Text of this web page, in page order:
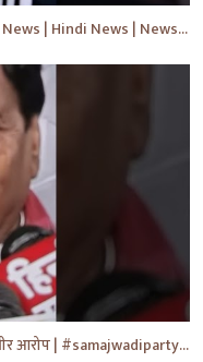
सरकार हो जाएगी सत्ता से बेदखल - Ram Gopal | News | Hindi News | News Today | #shorts #ytshorts #yt
BJP के लिए Shivpal Yadav Yadav ने लगाया गंभीर आरोप | #samajwadiparty | Akhilesh Yadav | #shorts #yt